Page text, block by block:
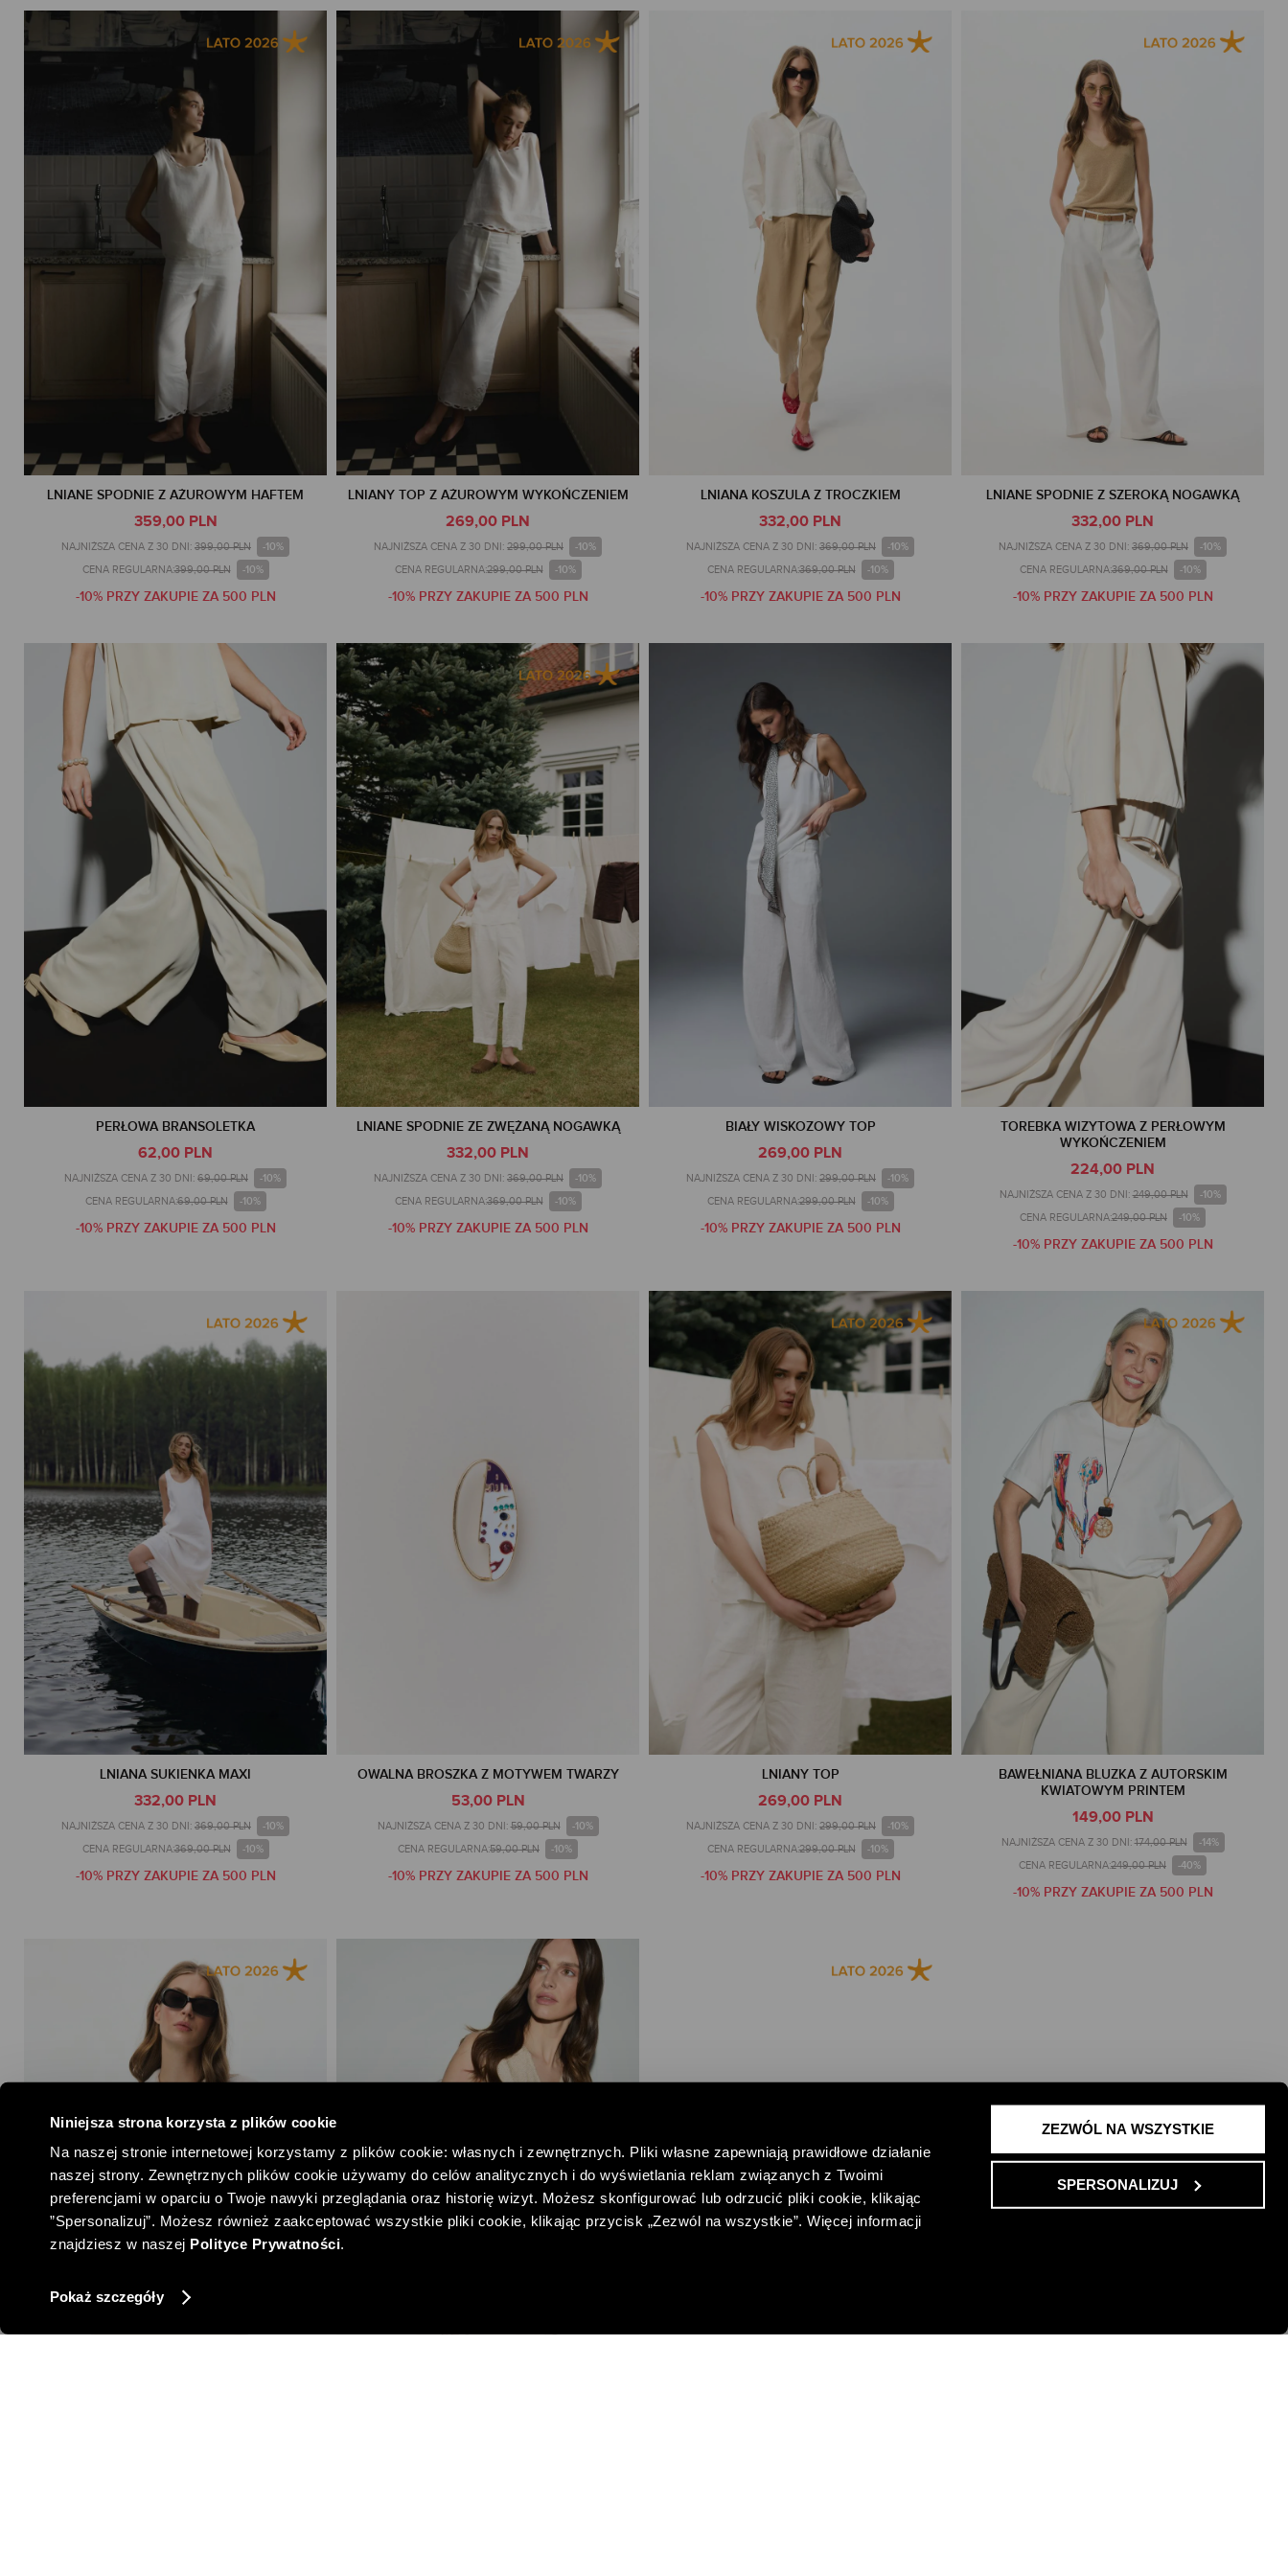
Niniejsza strona korzysta z plików cookie
Na naszej stronie internetowej korzystamy z plików cookie: własnych i zewnętrznych. Pliki własne zapewniają prawidłowe działanie
naszej strony. Zewnętrznych plików cookie używamy do celów analitycznych i do wyświetlania reklam związanych z Twoimi
preferencjami w oparciu o Twoje nawyki przeglądania oraz historię wizyt. Możesz skonfigurować lub odrzucić pliki cookie, klikając
”Spersonalizuj”. Możesz również zaakceptować wszystkie pliki cookie, klikając przycisk „Zezwól na wszystkie”. Więcej informacji
znajdziesz w naszej Polityce Prywatności.
Pokaż szczegóły
ZEZWÓL NA WSZYSTKIE
SPERSONALIZUJ
LNIANE SPODNIE Z AŻUROWYM HAFTEM
359,00 PLN
NAJNIŻSZA CENA Z 30 DNI: 399,00 PLN -10%
CENA REGULARNA:399,00 PLN -10%
-10% PRZY ZAKUPIE ZA 500 PLN
LNIANY TOP Z AŻUROWYM WYKOŃCZENIEM
269,00 PLN
NAJNIŻSZA CENA Z 30 DNI: 299,00 PLN -10%
CENA REGULARNA:299,00 PLN -10%
-10% PRZY ZAKUPIE ZA 500 PLN
LNIANA KOSZULA Z TROCZKIEM
332,00 PLN
NAJNIŻSZA CENA Z 30 DNI: 369,00 PLN -10%
CENA REGULARNA:369,00 PLN -10%
-10% PRZY ZAKUPIE ZA 500 PLN
LNIANE SPODNIE Z SZEROKĄ NOGAWKĄ
332,00 PLN
NAJNIŻSZA CENA Z 30 DNI: 369,00 PLN -10%
CENA REGULARNA:369,00 PLN -10%
-10% PRZY ZAKUPIE ZA 500 PLN
PERŁOWA BRANSOLETKA
62,00 PLN
NAJNIŻSZA CENA Z 30 DNI: 69,00 PLN -10%
CENA REGULARNA:69,00 PLN -10%
-10% PRZY ZAKUPIE ZA 500 PLN
LNIANE SPODNIE ZE ZWĘŻANĄ NOGAWKĄ
332,00 PLN
NAJNIŻSZA CENA Z 30 DNI: 369,00 PLN -10%
CENA REGULARNA:369,00 PLN -10%
-10% PRZY ZAKUPIE ZA 500 PLN
BIAŁY WISKOZOWY TOP
269,00 PLN
NAJNIŻSZA CENA Z 30 DNI: 299,00 PLN -10%
CENA REGULARNA:299,00 PLN -10%
-10% PRZY ZAKUPIE ZA 500 PLN
TOREBKA WIZYTOWA Z PERŁOWYM
WYKOŃCZENIEM
224,00 PLN
NAJNIŻSZA CENA Z 30 DNI: 249,00 PLN -10%
CENA REGULARNA:249,00 PLN -10%
-10% PRZY ZAKUPIE ZA 500 PLN
LNIANA SUKIENKA MAXI
332,00 PLN
NAJNIŻSZA CENA Z 30 DNI: 369,00 PLN -10%
CENA REGULARNA:369,00 PLN -10%
-10% PRZY ZAKUPIE ZA 500 PLN
OWALNA BROSZKA Z MOTYWEM TWARZY
53,00 PLN
NAJNIŻSZA CENA Z 30 DNI: 59,00 PLN -10%
CENA REGULARNA:59,00 PLN -10%
-10% PRZY ZAKUPIE ZA 500 PLN
LNIANY TOP
269,00 PLN
NAJNIŻSZA CENA Z 30 DNI: 299,00 PLN -10%
CENA REGULARNA:299,00 PLN -10%
-10% PRZY ZAKUPIE ZA 500 PLN
BAWEŁNIANA BLUZKA Z AUTORSKIM
KWIATOWYM PRINTEM
149,00 PLN
NAJNIŻSZA CENA Z 30 DNI: 174,00 PLN -14%
CENA REGULARNA:249,00 PLN -40%
-10% PRZY ZAKUPIE ZA 500 PLN